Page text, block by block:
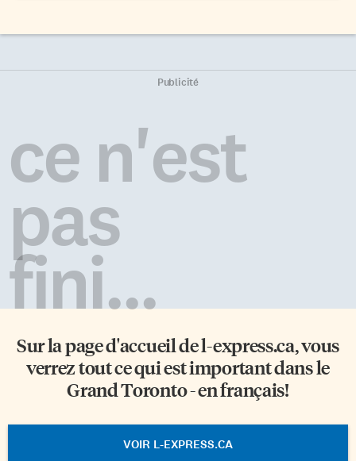
Publicité
ce n'est
pas
fini...
Sur la page d'accueil del-express.ca, vous
verrez tout ce qui est important dans le
Grand Toronto - en français!
VOIR L-EXPRESS.CA